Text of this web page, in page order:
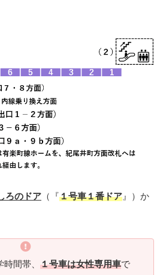
ろのドア （『１号車１番ドア 』）か
間帯、 １号車は女性専用車で